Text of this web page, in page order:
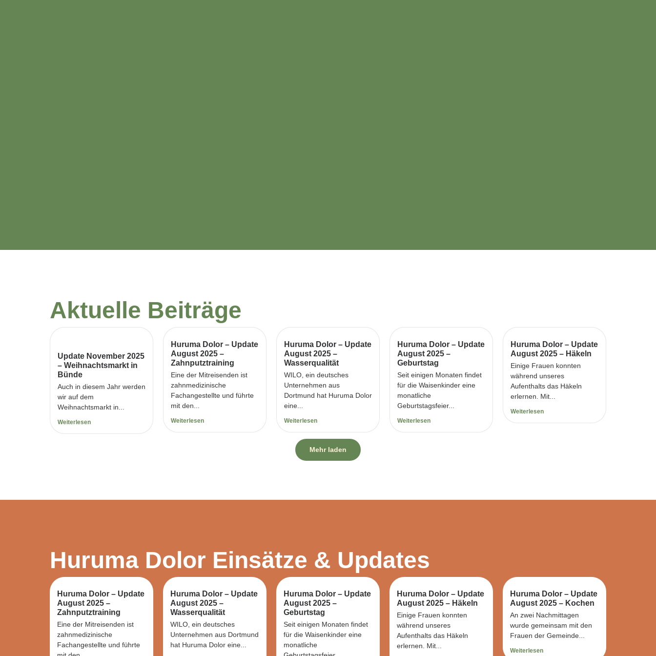
Aktuelle Beiträge
Update November 2025
– Weihnachtsmarkt in
Bünde
Auch in diesem Jahr werden
wir auf dem
Weihnachtsmarkt in...
Weiterlesen
Huruma Dolor – Update
August 2025 –
Zahnputztraining
Eine der Mitreisenden ist
zahnmedizinische
Fachangestellte und führte
mit den...
Weiterlesen
Huruma Dolor – Update
August 2025 –
Wasserqualität
WILO, ein deutsches
Unternehmen aus
Dortmund hat Huruma Dolor
eine...
Weiterlesen
Huruma Dolor – Update
August 2025 –
Geburtstag
Seit einigen Monaten findet
für die Waisenkinder eine
monatliche
Geburtstagsfeier...
Weiterlesen
Huruma Dolor – Update
August 2025 – Häkeln
Einige Frauen konnten
während unseres
Aufenthalts das Häkeln
erlernen. Mit...
Weiterlesen
Mehr laden
Huruma Dolor Einsätze & Updates
Huruma Dolor – Update
August 2025 –
Zahnputztraining
Eine der Mitreisenden ist
zahnmedizinische
Fachangestellte und führte
Huruma Dolor – Update
August 2025 –
Wasserqualität
WILO, ein deutsches
Unternehmen aus Dortmund
hat Huruma Dolor eine...
Huruma Dolor – Update
August 2025 –
Geburtstag
Seit einigen Monaten findet
für die Waisenkinder eine
monatliche
Huruma Dolor – Update
August 2025 – Häkeln
Einige Frauen konnten
während unseres
Aufenthalts das Häkeln
erlernen. Mit...
Huruma Dolor – Update
August 2025 – Kochen
An zwei Nachmittagen
wurde gemeinsam mit den
Frauen der Gemeinde...
Weiterlesen